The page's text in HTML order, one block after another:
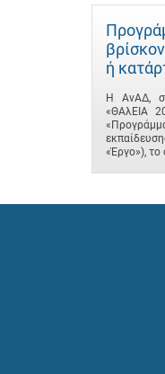
ή
Η ΑνΑΔ,
«ΘΑλΕΙΑ
«Έργο»), το